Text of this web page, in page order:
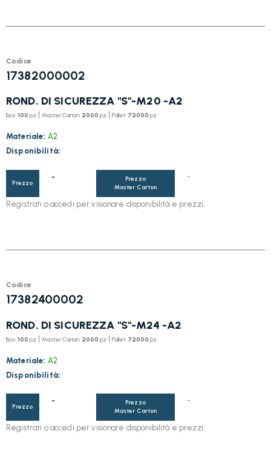
Codice
17382000002
ROND. DI SICUREZZA "S"-M20 -A2
Box: 100 pz Master Carton: 2000 pz Pallet: 72000 pz
Materiale: A2
Disponibilità:
Prezzo
-
Prezzo
Master Carton
-
Registrati o accedi per visionare disponibilità e prezzi.
Codice
17382400002
ROND. DI SICUREZZA "S"-M24 -A2
Box: 100 pz Master Carton: 2000 pz Pallet: 72000 pz
Materiale: A2
Disponibilità:
Prezzo
-
Prezzo
Master Carton
-
Registrati o accedi per visionare disponibilità e prezzi.